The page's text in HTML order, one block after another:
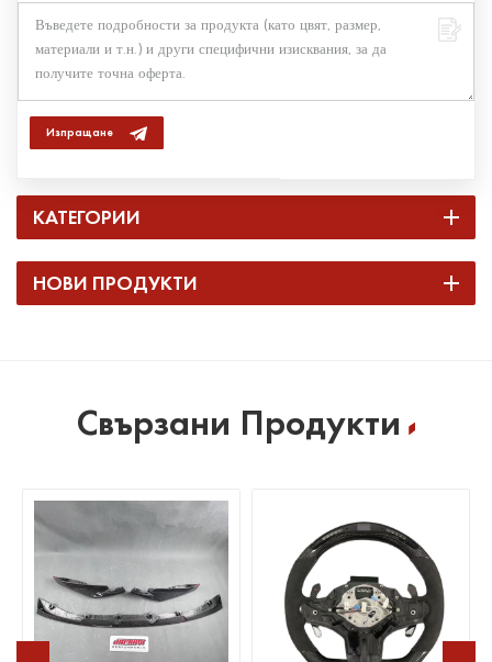
Изпращане
КАТЕГОРИИ
НОВИ ПРОДУКТИ
Свързани Продукти